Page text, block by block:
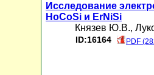
Исследование
HoCoSi и ErNiSi
Князев Ю.В.,
ID:16164 PDF